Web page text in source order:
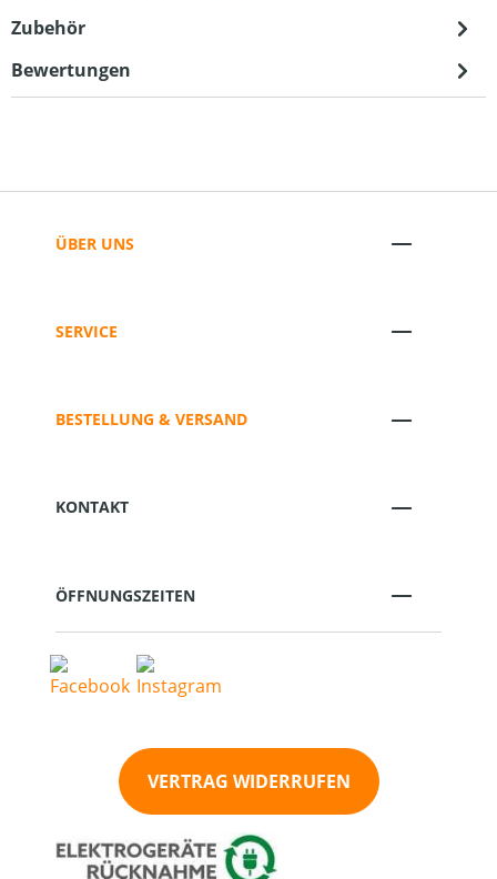
Zubehör
Bewertungen
ÜBER UNS
SERVICE
BESTELLUNG & VERSAND
KONTAKT
ÖFFNUNGSZEITEN
VERTRAG WIDERRUFEN